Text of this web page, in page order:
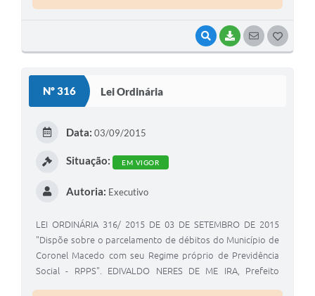
VISUALIZAR
BAIXAR SEGUIR
Nº 316 Lei Ordinária
Data: 03/09/2015
Situação: EM VIGOR
Autoria: Executivo
LEI ORDINÁRIA 316/ 2015 DE 03 DE SETEMBRO DE 2015
"Dispõe sobre o parcelamento de débitos do Município de
Coronel Macedo com seu Regime próprio de Previdência
Social - RPPS". EDIVALDO NERES DE ME IRA, Prefeito